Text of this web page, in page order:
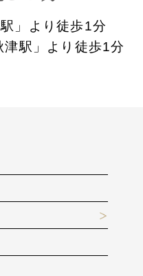
」より徒歩1分
駅」より徒歩1分